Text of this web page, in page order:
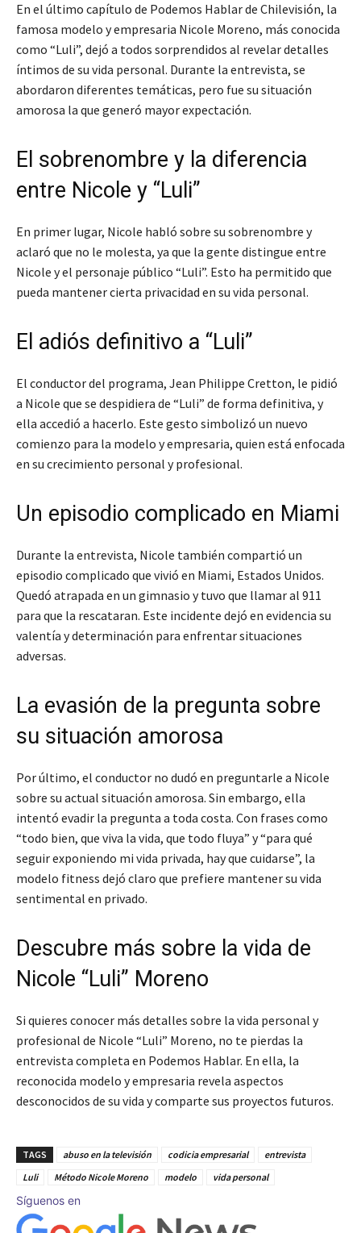
En el último capítulo de Podemos Hablar de Chilevisión, la
famosa modelo y empresaria Nicole Moreno, más conocida
como “Luli”, dejó a todos sorprendidos al revelar detalles
íntimos de su vida personal. Durante la entrevista, se
abordaron diferentes temáticas, pero fue su situación
amorosa la que generó mayor expectación.
El sobrenombre y la diferencia
entre Nicole y “Luli”
En primer lugar, Nicole habló sobre su sobrenombre y
aclaró que no le molesta, ya que la gente distingue entre
Nicole y el personaje público “Luli”. Esto ha permitido que
pueda mantener cierta privacidad en su vida personal.
El adiós definitivo a “Luli”
El conductor del programa, Jean Philippe Cretton, le pidió
a Nicole que se despidiera de “Luli” de forma definitiva, y
ella accedió a hacerlo. Este gesto simbolizó un nuevo
comienzo para la modelo y empresaria, quien está enfocada
en su crecimiento personal y profesional.
Un episodio complicado en Miami
Durante la entrevista, Nicole también compartió un
episodio complicado que vivió en Miami, Estados Unidos.
Quedó atrapada en un gimnasio y tuvo que llamar al 911
para que la rescataran. Este incidente dejó en evidencia su
valentía y determinación para enfrentar situaciones
adversas.
La evasión de la pregunta sobre
su situación amorosa
Por último, el conductor no dudó en preguntarle a Nicole
sobre su actual situación amorosa. Sin embargo, ella
intentó evadir la pregunta a toda costa. Con frases como
“todo bien, que viva la vida, que todo fluya” y “para qué
seguir exponiendo mi vida privada, hay que cuidarse”, la
modelo fitness dejó claro que prefiere mantener su vida
sentimental en privado.
Descubre más sobre la vida de
Nicole “Luli” Moreno
Si quieres conocer más detalles sobre la vida personal y
profesional de Nicole “Luli” Moreno, no te pierdas la
entrevista completa en Podemos Hablar. En ella, la
reconocida modelo y empresaria revela aspectos
desconocidos de su vida y comparte sus proyectos futuros.
TAGS abuso en la televisión codicia empresarial
entrevista
Luli
Método Nicole Moreno modelo vida personal
Síguenos en